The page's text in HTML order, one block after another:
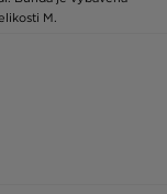
M.